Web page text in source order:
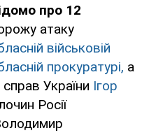
про 12
атаку
військовій
прокуратурі, а
справ України Ігор
Росії